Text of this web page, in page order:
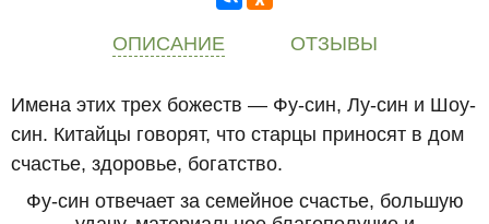
ОПИСАНИЕ ОТЗЫВЫ
Имена этих трех божеств — Фу-син, Лу-син и Шоу-
син. Китайцы говорят, что старцы приносят в дом
счастье, здоровье, богатство.
Фу-син отвечает за семейное счастье, большую